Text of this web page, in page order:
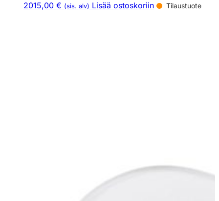
2015,00 € (sis. alv) Lisää ostoskoriin Tilaustuote